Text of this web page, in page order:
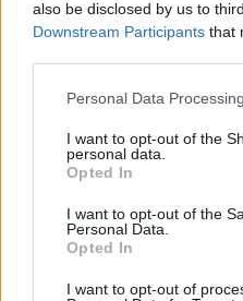
also be disclosed by us to
Downstream Participants that
Personal Data
I want to opt-out of the
personal data.
Opted In
I want to opt-out of the
Personal Data.
Opted In
I want to opt-out of
Žiūrimiausi
Vaizdai iš tragiškos
vaiko gyvybių išgelbėti
Žinios Lietuvos diena
Savaitės vidurys